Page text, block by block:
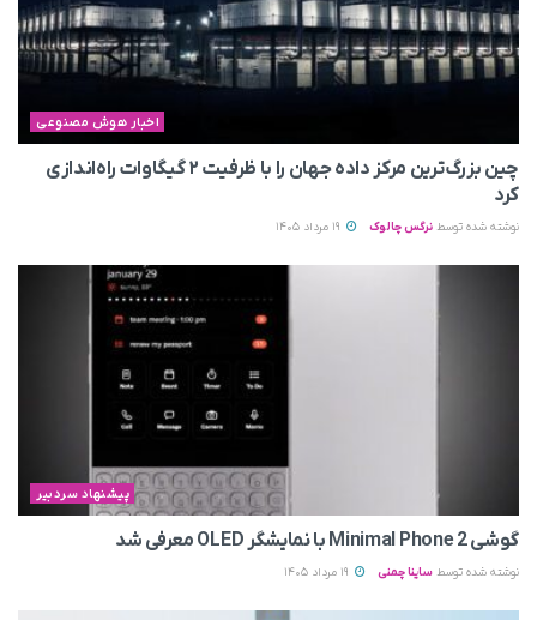
اخبار هوش مصنوعی
چین بزرگ‌ترین مرکز داده جهان را با ظرفیت ۲ گیگاوات راه‌اندازی
کرد
نوشته شده توسط نرگس چالوک
پیشنهاد سردبیر
گوشی Minimal Phone 2 با نمایشگر OLED معرفی شد
نوشته شده توسط ساینا چمنی